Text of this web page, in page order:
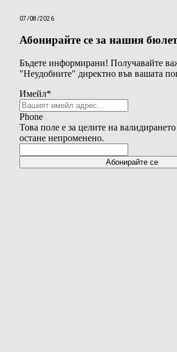
07/08/2026
Абонирайте се за нашия
Бъдете информирани! Получавайте
"Неудобните" директно във вашата
Имейл*
Phone
Това поле е за целите на
остане непроменено.